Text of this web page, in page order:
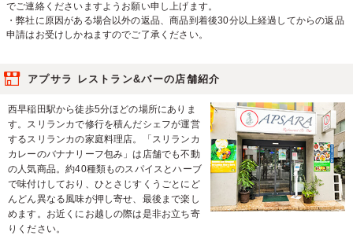
でご連絡くださいますようお願い申し上げます。
・弊社に原因がある場合以外の返品、商品到着後30分以上経過してからの返品
申請はお受けしかねますのでご了承ください。
アプサラ レストラン&バーの店舗紹介
西早稲田駅から徒歩5分ほどの場所にありま
す。スリランカで修行を積んだシェフが運営
するスリランカの家庭料理店。「スリランカ
カレーのバナナリーフ包み」は店舗でも不動
の人気商品。約40種類ものスパイスとハーブ
で味付けしており、ひとさじすくうごとにど
んどん異なる風味が押し寄せ、最後まで楽し
めます。お近くにお越しの際は是非お立ち寄
りください。